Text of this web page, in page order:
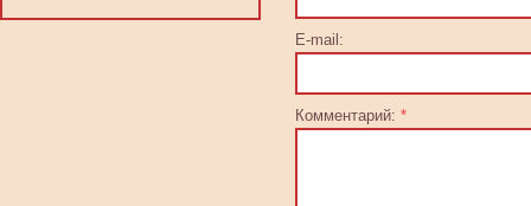
E-mail:
Комментарий: *